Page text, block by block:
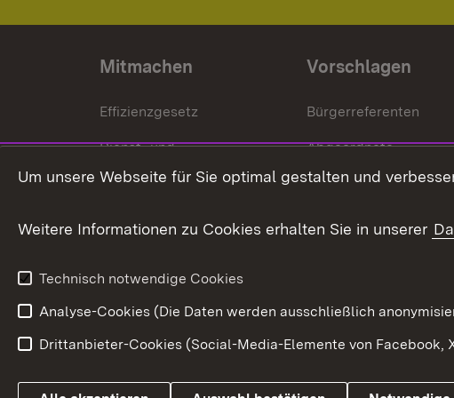
Mitmachen
Effizienzgesetz
Dienst- und
Versorgungsbezüge
Weitere
Vorschlagen
Bürgerreferenten
Abgeordnete
Bürgerbeauftragte
Um unsere Webseite für Sie optimal gestalten und
Weitere Informationen zu Cookies erhalten Sie in unserer
Technisch notwendige Cookies
Analyse-Cookies (Die Daten werden ausschließlich
Drittanbieter-Cookies (Social-Media-Elemente von